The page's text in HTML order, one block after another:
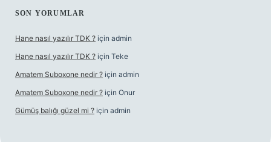
SON YORUMLAR
Hane nasıl yazılır TDK ? için admin
Hane nasıl yazılır TDK ? için Teke
Amatem Suboxone nedir ? için admin
Amatem Suboxone nedir ? için Onur
Gümüş balığı güzel mi ? için admin